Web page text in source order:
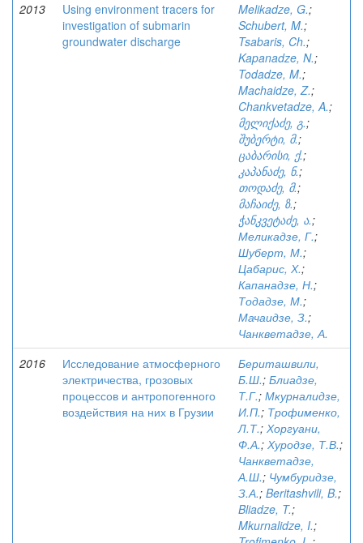
2013
Using environment tracers for
investigation of submarin
groundwater discharge
Melikadze, G.;
Schubert, M.;
Tsabaris, Ch.;
Kapanadze, N.;
Todadze, M.;
Machaidze, Z.;
Chankvetadze, A.;
მელიქაძე, გ.;
შუბერტი, მ.;
ცაბარისი, ქ.;
კაპანაძე, ნ.;
თოდაძე, მ.;
მაჩაიძე, ზ.;
ჭანკვეტაძე, ა.;
Меликадзе, Г.;
Шуберт, М.;
Цабарис, Х.;
Капанадзе, Н.;
Тодадзе, М.;
Мачаидзе, З.;
Чанкветадзе, А.
2016
Исследование атмосферного
электричества, грозовых
процессов и антропогенного
воздействия на них в Грузии
Бериташвили,
Б.Ш.; Блиадзе,
Т.Г.; Мкурналидзе,
И.П.; Трофименко,
Л.Т.; Хоргуани,
Ф.А.; Хуродзе, Т.В.;
Чанкветадзе,
А.Ш.; Чумбуридзе,
З.А.; Beritashvili, B.;
Bliadze, T.;
Mkurnalidze, I.;